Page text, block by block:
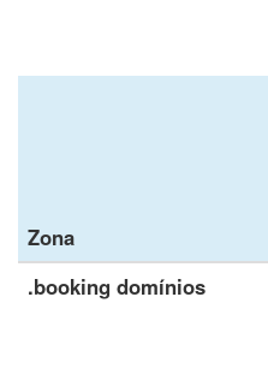
Zona
.booking domínios